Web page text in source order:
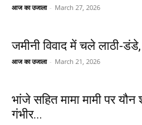
आज का उजाला - March 27, 2026
जमीनी विवाद में चले लाठी-
आज का उजाला - March 21, 2026
भांजे सहित मामा मामी पर
गंभीर...